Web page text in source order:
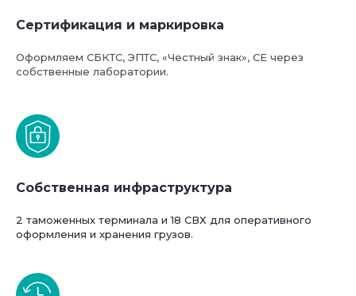
Сертификация и маркировка
Оформляем СБКТС, ЭПТС, «Честный знак», СЕ через
собственные лаборатории.
Собственная инфраструктура
2 таможенных терминала и 18 СВХ для оперативного
оформления и хранения грузов.
Базовая стоимость услуг